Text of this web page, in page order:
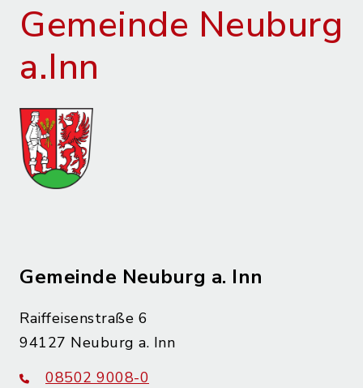
Gemeinde Neuburg
a.Inn
Gemeinde Neuburg a. Inn
Raiffeisenstraße 6
94127 Neuburg a. Inn
08502 9008-0